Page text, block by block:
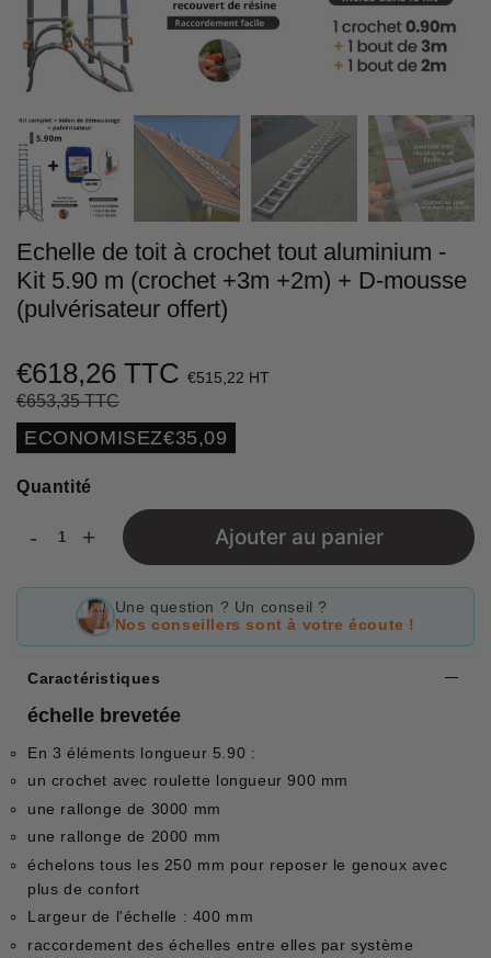
Echelle de toit à crochet tout aluminium -
Kit 5.90 m (crochet +3m +2m) + D-mousse
(pulvérisateur offert)
€618,26 TTC €515,22 HT
€653,35 TTC
régulier
réduit
Unit
price
ECONOMISEZ€35,09
Quantité
- + Ajouter au panier
Une question ? Un conseil ?
Nos conseillers sont à votre écoute !
Caractéristiques
échelle brevetée
En 3 éléments longueur 5.90 :
un crochet avec roulette longueur 900 mm
une rallonge de 3000 mm
une rallonge de 2000 mm
échelons tous les 250 mm pour reposer le genoux avec
plus de confort
Largeur de l'échelle : 400 mm
raccordement des échelles entre elles par système